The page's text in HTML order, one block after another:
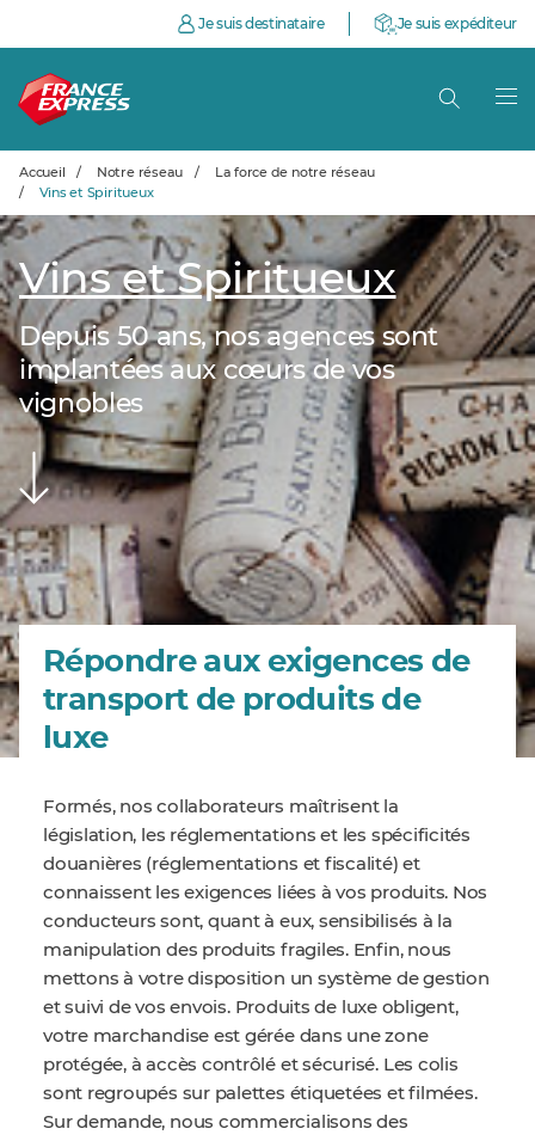
Je suis destinataire Je suis expéditeur
Accueil / Notre réseau /
La force de notre réseau
/
Vins et Spiritueux
Vins et Spiritueux
Depuis 50 ans, nos agences sont
implantées aux cœurs de vos
vignobles
Répondre aux exigences de
transport de produits de
luxe
Formés, nos collaborateurs maîtrisent la
législation, les réglementations et les spécificités
douanières (réglementations et fiscalité) et
connaissent les exigences liées à vos produits. Nos
conducteurs sont, quant à eux, sensibilisés à la
manipulation des produits fragiles. Enfin, nous
mettons à votre disposition un système de gestion
et suivi de vos envois. Produits de luxe obligent,
votre marchandise est gérée dans une zone
protégée, à accès contrôlé et sécurisé. Les colis
sont regroupés sur palettes étiquetées et filmées.
Sur demande, nous commercialisons des